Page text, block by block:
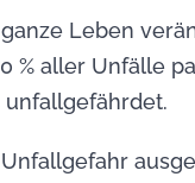
Leben
% aller Unfälle
unfallgefährdet.